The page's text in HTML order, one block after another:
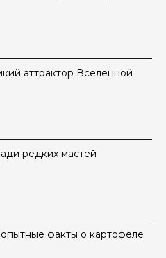
аттрактор Вселенной
редких мастей
факты о картофеле